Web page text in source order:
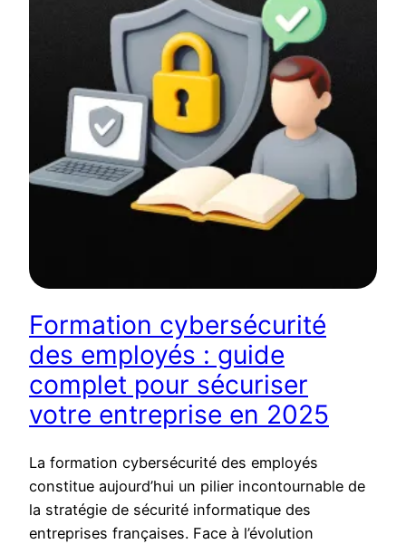
Formation cybersécurité
des employés : guide
complet pour sécuriser
votre entreprise en 2025
La formation cybersécurité des employés
constitue aujourd’hui un pilier incontournable de
la stratégie de sécurité informatique des
entreprises françaises. Face à l’évolution